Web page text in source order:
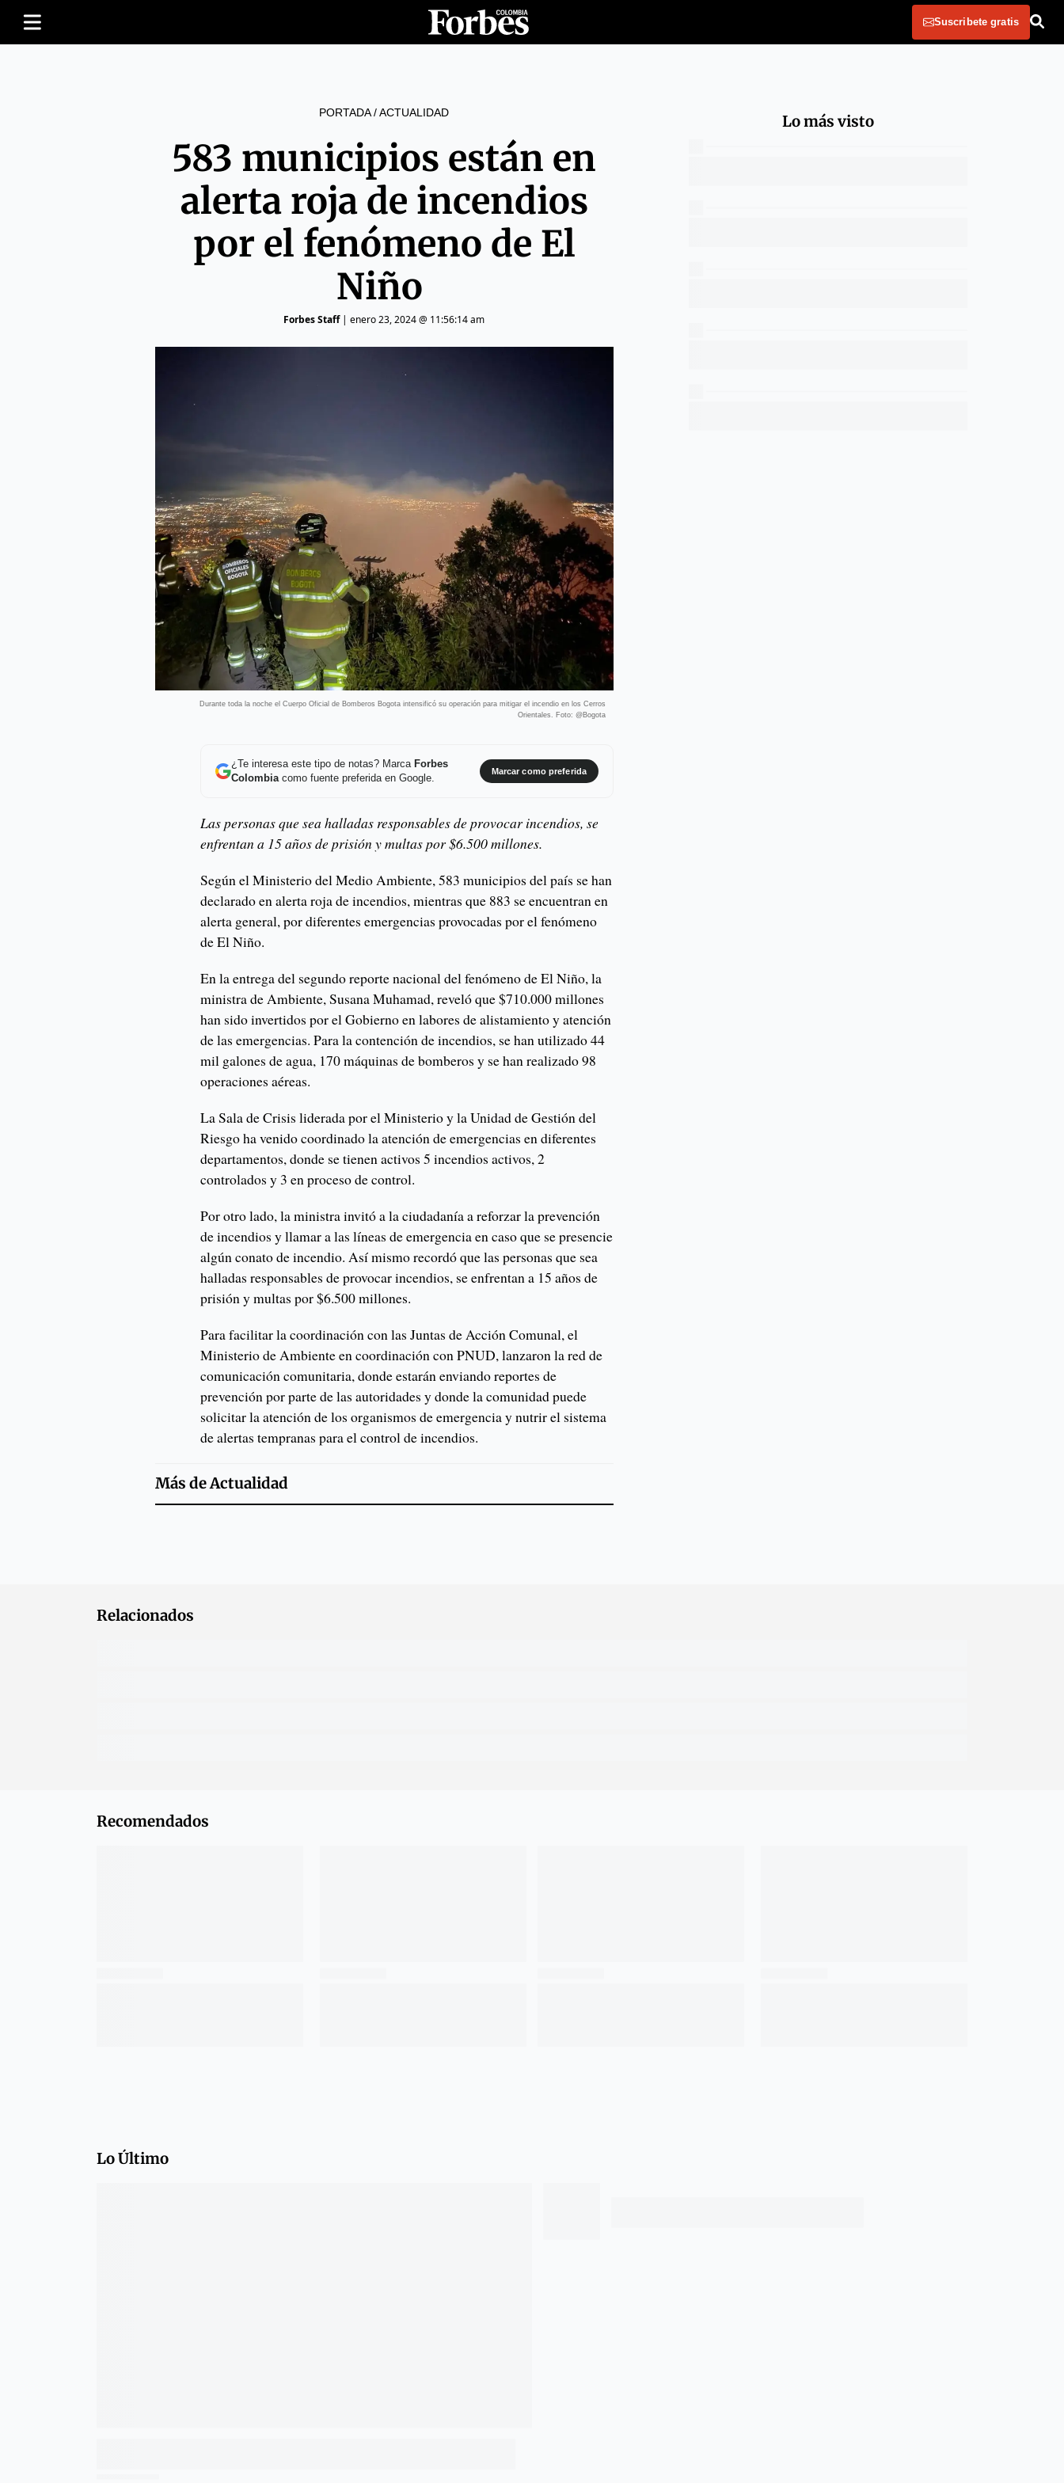
Suscribete gratis
PORTADA/ACTUALIDAD
583 municipios están en
alerta roja de incendios
por el fenómeno de El
Niño
Forbes Staff| enero 23, 2024 @ 11:56:14 am
Durante toda la noche el Cuerpo Oficial de Bomberos Bogota intensificó su operación para mitigar el incendio en los Cerros
Orientales. Foto: @Bogota
¿Te interesa este tipo de notas? Marca Forbes
Colombiacomo fuente preferida en Google.
Marcar como preferida
Las personas que sea halladas responsables de provocar incendios, se
enfrentan a 15 años de prisión y multas por $6.500 millones.
Según el Ministerio del Medio Ambiente, 583 municipios del país se han
declarado en alerta roja de incendios, mientras que 883 se encuentran en
alerta general, por diferentes emergencias provocadas por el fenómeno
de El Niño.
En la entrega del segundo reporte nacional del fenómeno de El Niño, la
ministra de Ambiente, Susana Muhamad, reveló que $710.000 millones
han sido invertidos por el Gobierno en labores de alistamiento y atención
de las emergencias. Para la contención de incendios, se han utilizado 44
mil galones de agua, 170 máquinas de bomberos y se han realizado 98
operaciones aéreas.
La Sala de Crisis liderada por el Ministerio y la Unidad de Gestión del
Riesgo ha venido coordinado la atención de emergencias en diferentes
departamentos, donde se tienen activos 5 incendios activos, 2
controlados y 3 en proceso de control.
Por otro lado, la ministra invitó a la ciudadanía a reforzar la prevención
de incendios y llamar a las líneas de emergencia en caso que se presencie
algún conato de incendio. Así mismo recordó que las personas que sea
halladas responsables de provocar incendios, se enfrentan a 15 años de
prisión y multas por $6.500 millones.
Para facilitar la coordinación con las Juntas de Acción Comunal, el
Ministerio de Ambiente en coordinación con PNUD, lanzaron la red de
comunicación comunitaria, donde estarán enviando reportes de
prevención por parte de las autoridades y donde la comunidad puede
solicitar la atención de los organismos de emergencia y nutrir el sistema
de alertas tempranas para el control de incendios.
Más deActualidad
Lo más visto
Relacionados
Recomendados
Lo Último